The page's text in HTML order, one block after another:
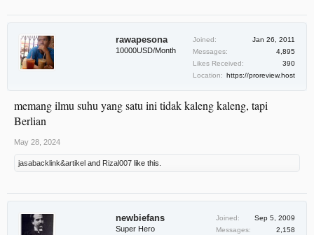
rawapesona
10000USD/Month
Joined:
Jan 26, 2011
Messages:
4,895
Likes Received:
390
Location: https://proreview.host
memang ilmu suhu yang satu ini tidak kaleng kaleng, tapi
Berlian
May 28, 2024
jasabacklink&artikel and Rizal007 like this.
newbiefans
Super Hero
Joined:
Sep 5, 2009
Messages:
2,158